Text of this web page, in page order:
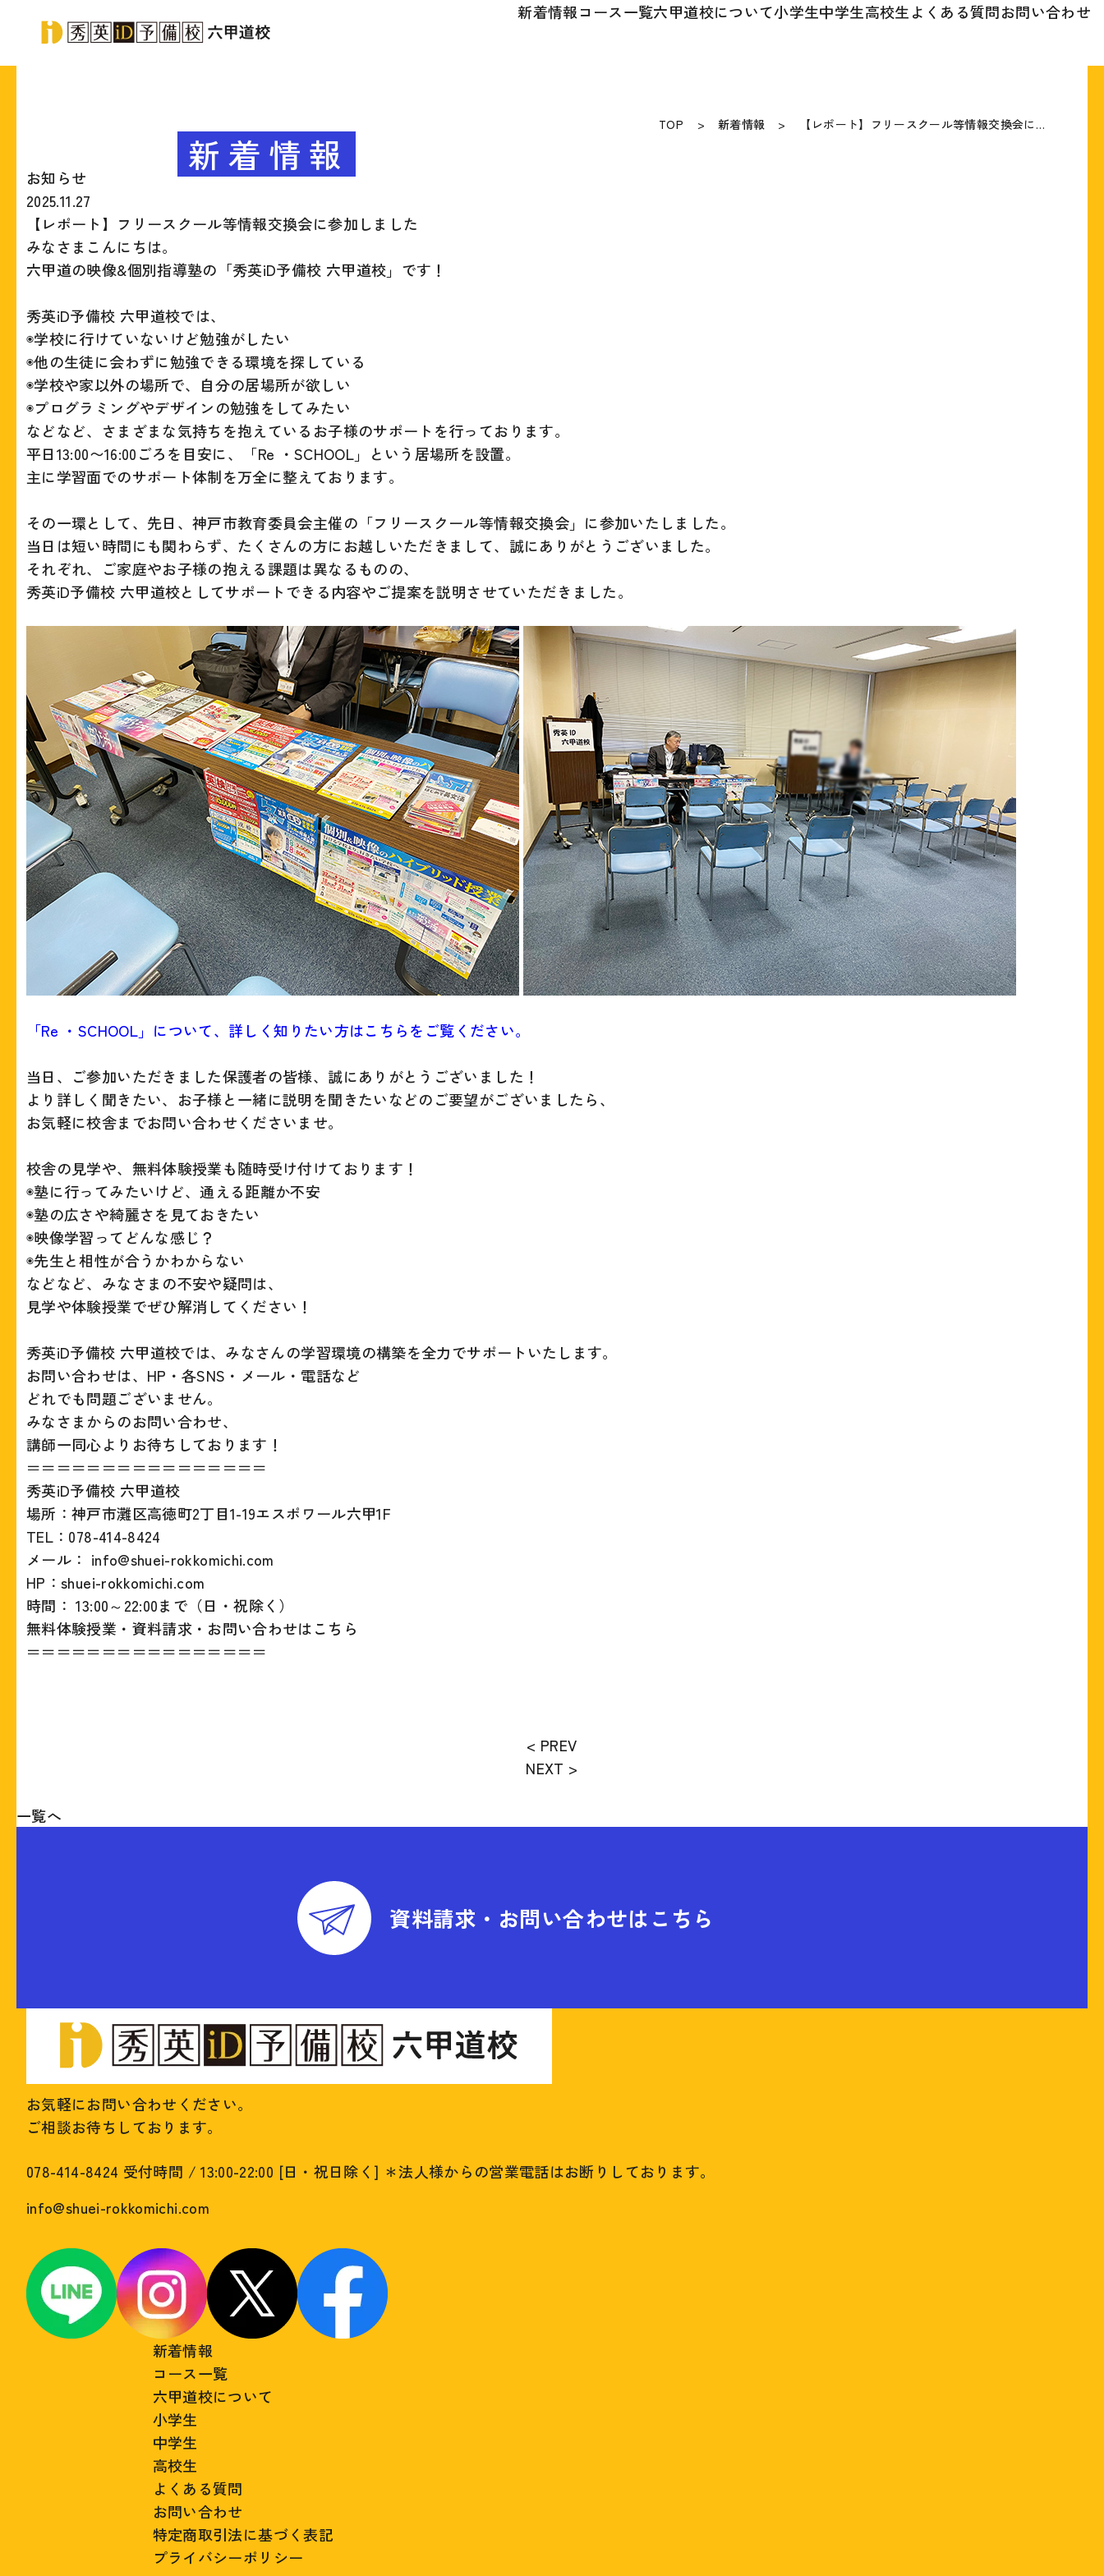
新着情報コース一覧六甲道校について小学生中学生高校生よくある質問お問い合わせ
新着情報
TOP 新着情報 【レポート】フリースクール等情報交換会に…
お知らせ
2025.11.27
【レポート】フリースクール等情報交換会に参加しました
みなさまこんにちは。
六甲道の映像&個別指導塾の「秀英iD予備校 六甲道校」です！
秀英iD予備校 六甲道校では、
◉学校に行けていないけど勉強がしたい
◉他の生徒に会わずに勉強できる環境を探している
◉学校や家以外の場所で、自分の居場所が欲しい
◉プログラミングやデザインの勉強をしてみたい
などなど、さまざまな気持ちを抱えているお子様のサポートを行っております。
平日13:00〜16:00ごろを目安に、「Re ・SCHOOL」という居場所を設置。
主に学習面でのサポート体制を万全に整えております。
その一環として、先日、神戸市教育委員会主催の「フリースクール等情報交換会」に参加いたしました。
当日は短い時間にも関わらず、たくさんの方にお越しいただきまして、誠にありがとうございました。
それぞれ、ご家庭やお子様の抱える課題は異なるものの、
秀英iD予備校 六甲道校としてサポートできる内容やご提案を説明させていただきました。
「Re ・SCHOOL」について、詳しく知りたい方はこちらをご覧ください。
当日、ご参加いただきました保護者の皆様、誠にありがとうございました！
より詳しく聞きたい、お子様と一緒に説明を聞きたいなどのご要望がございましたら、
お気軽に校舎までお問い合わせくださいませ。
校舎の見学や、無料体験授業も随時受け付けております！
◉塾に行ってみたいけど、通える距離か不安
◉塾の広さや綺麗さを見ておきたい
◉映像学習ってどんな感じ？
◉先生と相性が合うかわからない
などなど、みなさまの不安や疑問は、
見学や体験授業でぜひ解消してください！
秀英iD予備校 六甲道校では、みなさんの学習環境の構築を全力でサポートいたします。
お問い合わせは、HP・各SNS・メール・電話など
どれでも問題ございません。
みなさまからのお問い合わせ、
講師一同心よりお待ちしております！
＝＝＝＝＝＝＝＝＝＝＝＝＝＝＝＝
秀英iD予備校 六甲道校
場所：神戸市灘区高徳町2丁目1-19エスポワール六甲1F
TEL：078-414-8424
メール： info@shuei-rokkomichi.com
HP：shuei-rokkomichi.com
時間： 13:00～22:00まで（日・祝除く）
無料体験授業・資料請求・お問い合わせはこちら
＝＝＝＝＝＝＝＝＝＝＝＝＝＝＝＝
< PREV
NEXT >
一覧へ
資料請求・お問い合わせはこちら
お気軽にお問い合わせください。
ご相談お待ちしております。
078-414-8424 受付時間 / 13:00-22:00 [日・祝日除く] ＊法人様からの営業電話はお断りしております。
info@shuei-rokkomichi.com
新着情報
コース一覧
六甲道校について
小学生
中学生
高校生
よくある質問
お問い合わせ
特定商取引法に基づく表記
プライバシーポリシー